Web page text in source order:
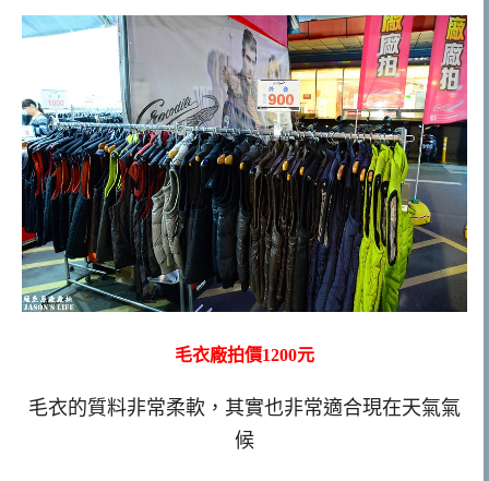
毛衣廠拍價1200元
毛衣的質料非常柔軟，其實也非常適合現在天氣氣
候